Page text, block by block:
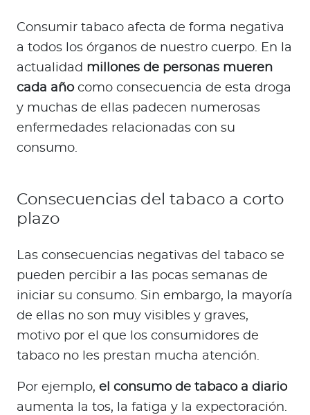
Consumir tabaco afecta de forma negativa
a todos los órganos de nuestro cuerpo. En la
actualidad millones de personas mueren
cada añocomo consecuencia de esta droga
y muchas de ellas padecen numerosas
enfermedades relacionadas con su
consumo.
Consecuencias del tabaco a corto
plazo
Las consecuencias negativas del tabaco se
pueden percibir a las pocas semanas de
iniciar su consumo. Sin embargo, la mayoría
de ellas no son muy visibles y graves,
motivo por el que los consumidores de
tabaco no les prestan mucha atención.
Por ejemplo, el consumo de tabaco a diario
aumenta la tos, la fatiga y la expectoración.